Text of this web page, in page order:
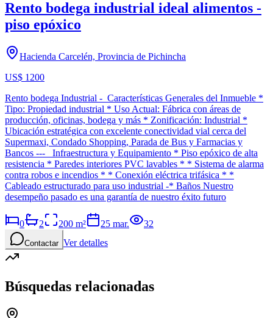
Rento bodega industrial ideal alimentos -
piso epóxico
Hacienda Carcelén, Provincia de Pichincha
US$ 1200
Rento bodega Industrial - Características Generales del Inmueble *
Tipo: Propiedad industrial * Uso Actual: Fábrica con áreas de
producción, oficinas, bodega y más * Zonificación: Industrial *
Ubicación estratégica con excelente conectividad vial cerca del
Supermaxi, Condado Shopping, Parada de Bus y Farmacias y
Bancos --- Infraestructura y Equipamiento * Piso epóxico de alta
resistencia * Paredes interiores PVC lavables * * Sistema de alarma
contra robos e incendios * * Conexión eléctrica trifásica * *
Cableado estructurado para uso industrial -* Baños Nuestro
desempeño pasado es una garantía de nuestro éxito futuro
0 2 200 m² 25 mar. 32
Contactar Ver detalles
Búsquedas relacionadas